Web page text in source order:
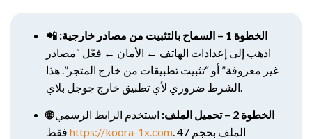
📲 الخطوة 1 – السماح بالتثبيت من مصادر خارجية:
اذهب إلى إعدادات الهاتف ← الأمان ← فعّل “مصادر
غير معروفة” أو “تثبيت تطبيقات من خارج المتجر”. هذا
🌐 الخطوة 2 – تحميل الملف:
استخدم الرابط الرسمي
https://koora-1x.com. الملف بحجم 47